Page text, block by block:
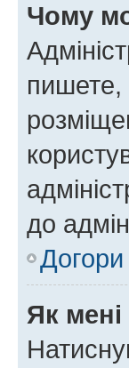
Чому
пишете,
до
Догори
Як